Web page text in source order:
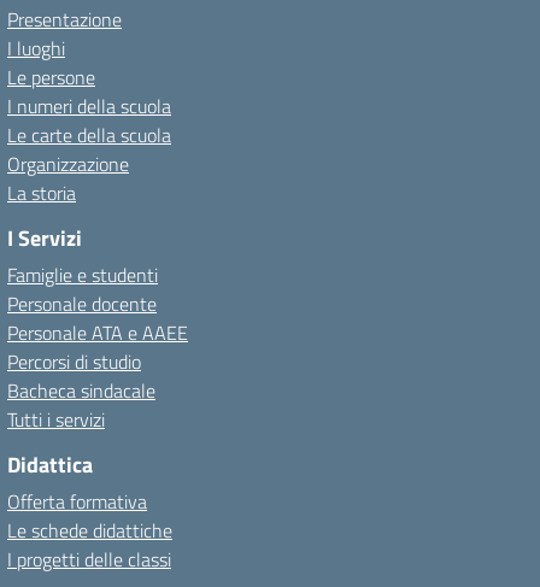
Presentazione
I luoghi
Le persone
I numeri della scuola
Le carte della scuola
Organizzazione
La storia
I Servizi
Famiglie e studenti
Personale docente
Personale ATA e AAEE
Percorsi di studio
Bacheca sindacale
Tutti i servizi
Didattica
Offerta formativa
Le schede didattiche
I progetti delle classi